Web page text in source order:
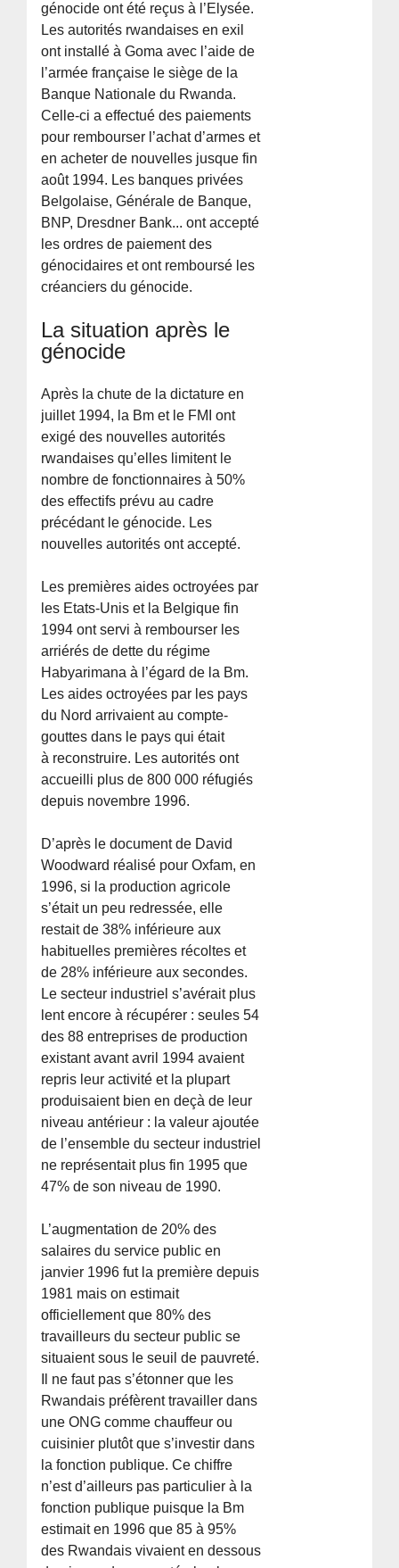
génocide ont été reçus à l’Elysée.
Les autorités rwandaises en exil
ont installé à Goma avec l’aide de
l’armée française le siège de la
Banque Nationale du Rwanda.
Celle-ci a effectué des paiements
pour rembourser l’achat d’armes et
en acheter de nouvelles jusque fin
août 1994. Les banques privées
Belgolaise, Générale de Banque,
BNP, Dresdner Bank... ont accepté
les ordres de paiement des
génocidaires et ont remboursé les
créanciers du génocide.
La situation après le
génocide
Après la chute de la dictature en
juillet 1994, la Bm et le FMI ont
exigé des nouvelles autorités
rwandaises qu’elles limitent le
nombre de fonctionnaires à 50%
des effectifs prévu au cadre
précédant le génocide. Les
nouvelles autorités ont accepté.
Les premières aides octroyées par
les Etats-Unis et la Belgique fin
1994 ont servi à rembourser les
arriérés de dette du régime
Habyarimana à l’égard de la Bm.
Les aides octroyées par les pays
du Nord arrivaient au compte-
gouttes dans le pays qui était
à reconstruire. Les autorités ont
accueilli plus de 800 000 réfugiés
depuis novembre 1996.
D’après le document de David
Woodward réalisé pour Oxfam, en
1996, si la production agricole
s’était un peu redressée, elle
restait de 38% inférieure aux
habituelles premières récoltes et
de 28% inférieure aux secondes.
Le secteur industriel s’avérait plus
lent encore à récupérer : seules 54
des 88 entreprises de production
existant avant avril 1994 avaient
repris leur activité et la plupart
produisaient bien en deçà de leur
niveau antérieur : la valeur ajoutée
de l’ensemble du secteur industriel
ne représentait plus fin 1995 que
47% de son niveau de 1990.
L’augmentation de 20% des
salaires du service public en
janvier 1996 fut la première depuis
1981 mais on estimait
officiellement que 80% des
travailleurs du secteur public se
situaient sous le seuil de pauvreté.
Il ne faut pas s’étonner que les
Rwandais préfèrent travailler dans
une ONG comme chauffeur ou
cuisinier plutôt que s’investir dans
la fonction publique. Ce chiffre
n’est d’ailleurs pas particulier à la
fonction publique puisque la Bm
estimait en 1996 que 85 à 95%
des Rwandais vivaient en dessous